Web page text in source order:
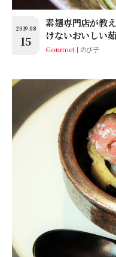
2019.08
15
素麺専門店が教
けないおいしい
Gourmet のび子